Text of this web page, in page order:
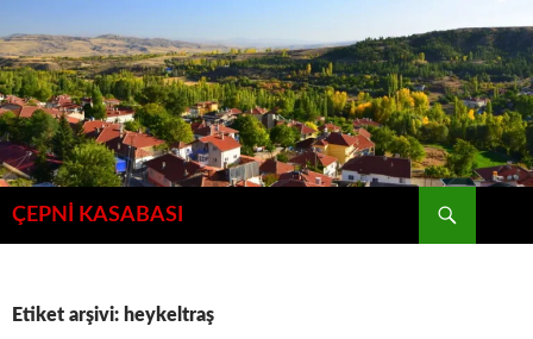
atla
ÇEPNİ KASABASI
Etiket arşivi: heykeltraş